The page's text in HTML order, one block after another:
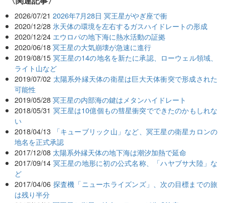
2026/07/21 2026年7月28日 冥王星がやぎ座で衝
2020/12/28 氷天体の環境を左右するガスハイドレートの形成
2020/12/24 エウロパの地下海に熱水活動の証拠
2020/06/18 冥王星の大気崩壊が急速に進行
2019/08/15 冥王星の14の地名を新たに承認、ローウェル領域、
ライト山など
2019/07/02 太陽系外縁天体の衛星は巨大天体衝突で形成された
可能性
2019/05/28 冥王星の内部海の鍵はメタンハイドレート
2018/05/31 冥王星は10億個もの彗星衝突でできたのかもしれな
い
2018/04/13
「キューブリック山」など、冥王星の衛星カロンの
地名を正式承認
2017/12/08 太陽系外縁天体の地下海は潮汐加熱で延命
2017/09/14 冥王星の地形に初の公式名称、「ハヤブサ大陸」な
ど
2017/04/06 探査機「ニューホライズンズ」、次の目標までの旅
は残り半分